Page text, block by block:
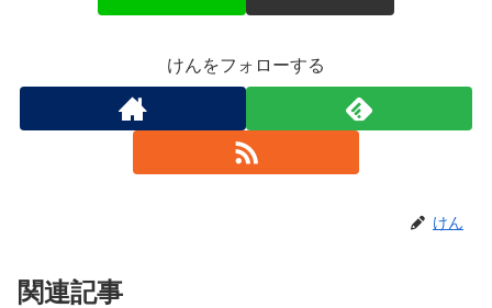
けんをフォローする
けん
関連記事